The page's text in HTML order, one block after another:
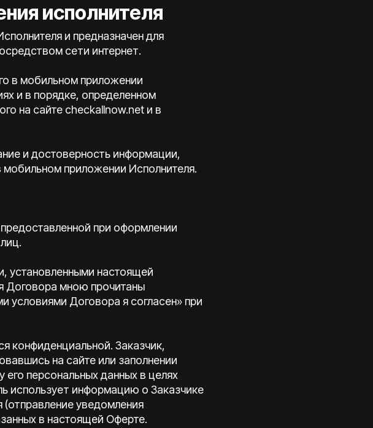
исполнителя
и предназначен для
сети интернет.
в мобильном приложении
и в порядке, определенном
на сайте checkallnow.net и в
и достоверность информации,
приложении Исполнителя.
при оформлении
установленными настоящей
Договора мною прочитаны
условиями Договора я согласен» при
конфиденциальной. Заказчик,
на сайте или заполнении
персональных данных в целях
использует информацию о Заказчике
(отправление уведомления
в настоящей Оферте.